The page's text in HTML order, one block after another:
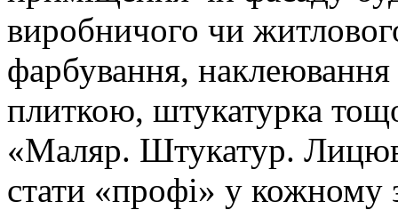
виробничого чи
фарбування,
плиткою, штукатурка
«Маляр. Штукатур.
стати «профі» у кожному